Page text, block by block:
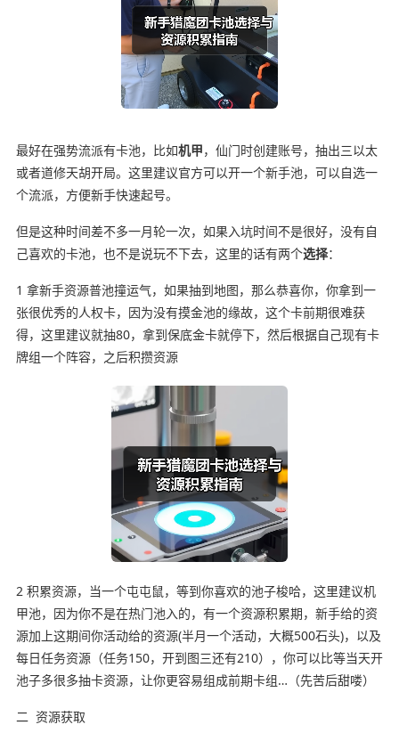
最好在强势流派有卡池，比如机甲，仙门时创建账号，抽出三以太
或者道修天胡开局。这里建议官方可以开一个新手池，可以自选一
个流派，方便新手快速起号。
但是这种时间差不多一月轮一次，如果入坑时间不是很好，没有自
己喜欢的卡池，也不是说玩不下去，这里的话有两个选择：
1 拿新手资源普池撞运气，如果抽到地图，那么恭喜你，你拿到一
张很优秀的人权卡，因为没有摸金池的缘故，这个卡前期很难获
得，这里建议就抽80，拿到保底金卡就停下，然后根据自己现有卡
牌组一个阵容，之后积攒资源
2 积累资源，当一个屯屯鼠，等到你喜欢的池子梭哈，这里建议机
甲池，因为你不是在热门池入的，有一个资源积累期，新手给的资
源加上这期间你活动给的资源(半月一个活动，大概500石头)，以及
每日任务资源（任务150，开到图三还有210），你可以比等当天开
池子多很多抽卡资源，让你更容易组成前期卡组…（先苦后甜喽）
二 资源获取